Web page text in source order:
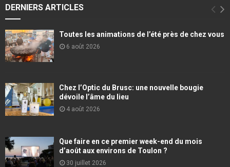
DERNIERS ARTICLES
Toutes les animations de l’été près de chez vous
6 août 2026
Chez l’Optic du Brusc: une nouvelle bougie
dévoile l’âme du lieu
4 août 2026
Que faire en ce premier week-end du mois
d’août aux environs de Toulon ?
30 juillet 2026